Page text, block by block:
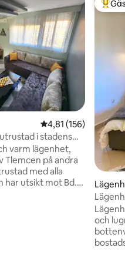
omdömen
4,81 av 5 i
4,81 (156)
i stadens
varm lägenhet,
Tlemcen på andra
med alla
har utsikt mot Bd.
och lugn ny lägenhet